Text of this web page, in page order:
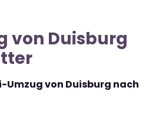
von Duisburg
Umzug von Duisburg nach